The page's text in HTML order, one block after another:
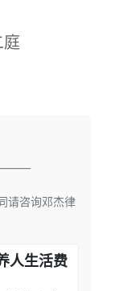
请咨询邓杰律
人生活费